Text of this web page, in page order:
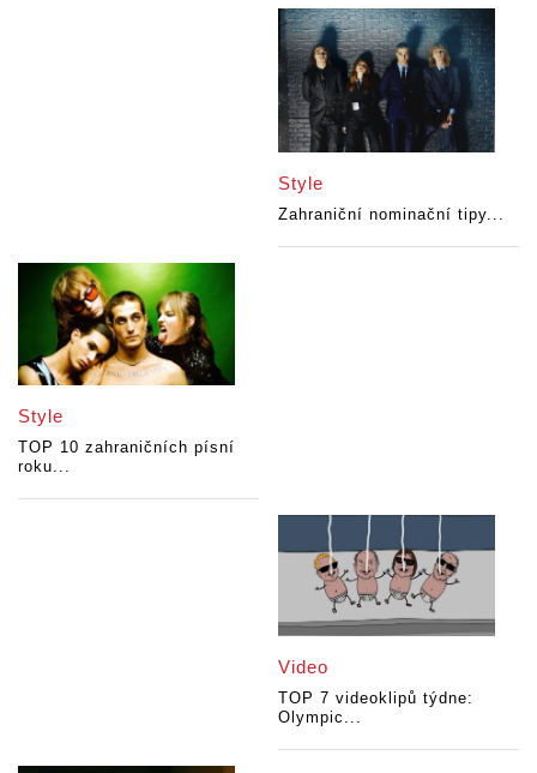
Style
Zahraniční nominační tipy...
Style
TOP 10 zahraničních písní
roku...
Video
TOP 7 videoklipů týdne:
Olympic...